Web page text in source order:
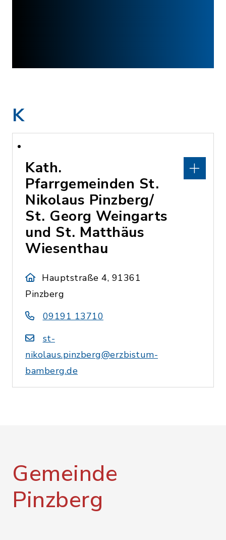
K
Kath.
Pfarrgemeinden St.
Nikolaus Pinzberg/
St. Georg Weingarts
und St. Matthäus
Wiesenthau
Hauptstraße 4, 91361
Pinzberg
09191 13710
st-
nikolaus.pinzberg@erzbistum-
bamberg.de
Gemeinde
Pinzberg